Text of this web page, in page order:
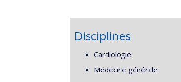
Disciplines
Cardiologie
Médecine générale